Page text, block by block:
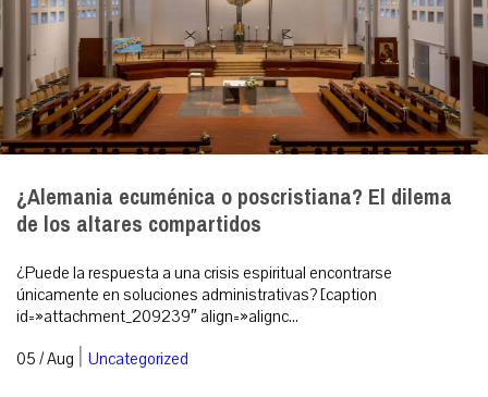
¿Alemania ecuménica o poscristiana? El dilema
de los altares compartidos
¿Puede la respuesta a una crisis espiritual encontrarse
únicamente en soluciones administrativas? [caption
id=»attachment_209239″ align=»alignc...
05 / Aug | Uncategorized